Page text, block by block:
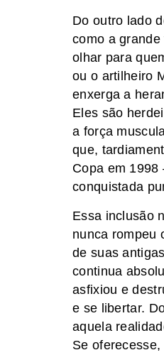
​Do outro lado
como a grande
olhar para
ou o artilheiro
enxerga a
Eles são
a força
que,
Copa em
conquistada
​Essa inclusão
nunca rompeu
de suas
continua
asfixiou e
e se libertar.
aquela
Se